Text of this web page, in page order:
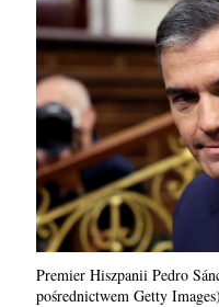
Premier Hiszpanii Pedro
pośrednictwem Getty Images)